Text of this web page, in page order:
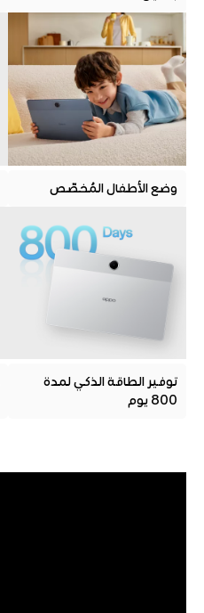
وضع الأطفال المُخصّص
توفير الطاقة الذكي لمدة
800 يوم